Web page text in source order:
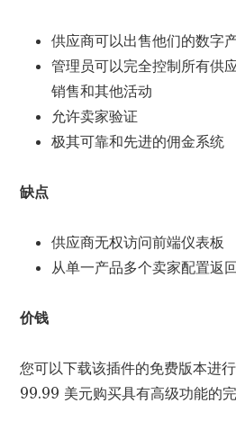
供应商可以出售他们的数字
管理员可以完全控制所有供
销售和其他活动
允许卖家验证
极其可靠和先进的佣金系统
缺点
供应商无权访问前端仪表板
从单一产品多个卖家配置返
价钱
您可以下载该插件的免费版本进
99.99 美元购买具有高级功能的完